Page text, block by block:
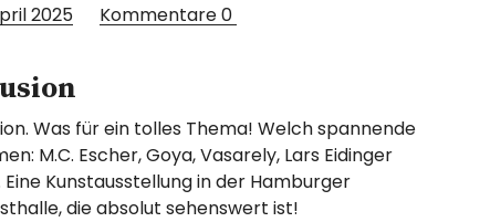
2025 Kommentare0
Was für ein tolles Thema! Welch spannende
M.C. Escher, Goya, Vasarely, Lars Eidinger
Kunstausstellung in der Hamburger
die absolut sehenswert ist!